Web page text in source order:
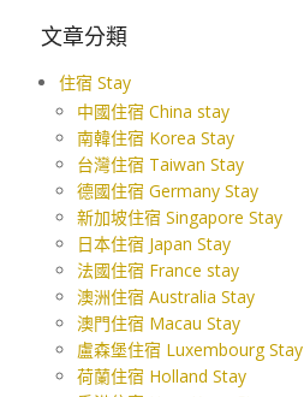
文章分類
住宿 Stay
中國住宿 China stay
南韓住宿 Korea Stay
台灣住宿 Taiwan Stay
德國住宿 Germany Stay
新加坡住宿 Singapore Stay
日本住宿 Japan Stay
法國住宿 France stay
澳洲住宿 Australia Stay
澳門住宿 Macau Stay
盧森堡住宿 Luxembourg Stay
荷蘭住宿 Holland Stay